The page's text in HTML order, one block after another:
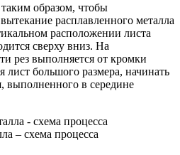
образом, чтобы
расплавленного металла
расположении листа
сверху вниз. На
рез выполняется от кромки
лист большого размера, начинать
выполненного в середине
– схема процесса